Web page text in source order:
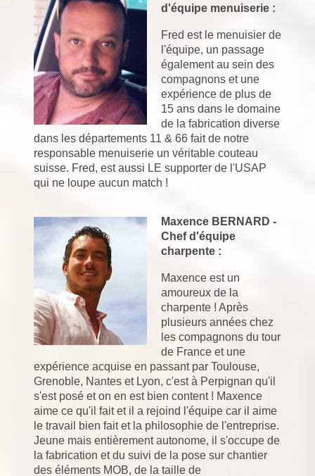
d'équipe menuiserie :
Fred est le menuisier de
l'équipe, un passage
également au sein des
compagnons et une
expérience de plus de
15 ans dans le domaine
de la fabrication diverse
dans les départements 11 & 66 fait de notre
responsable menuiserie un véritable couteau
suisse. Fred, est aussi LE supporter de l'USAP
qui ne loupe aucun match !
Maxence BERNARD -
Chef d'équipe
charpente :
Maxence est un
amoureux de la
charpente ! Après
plusieurs années chez
les compagnons du tour
de France et une
expérience acquise en passant par Toulouse,
Grenoble, Nantes et Lyon, c'est à Perpignan qu'il
s'est posé et on en est bien content ! Maxence
aime ce qu'il fait et il a rejoind l'équipe car il aime
le travail bien fait et la philosophie de l'entreprise.
Jeune mais entièrement autonome, i l s'occupe de
la fabrication et du suivi de la pose sur chantier
des éléments MOB, de la taille de